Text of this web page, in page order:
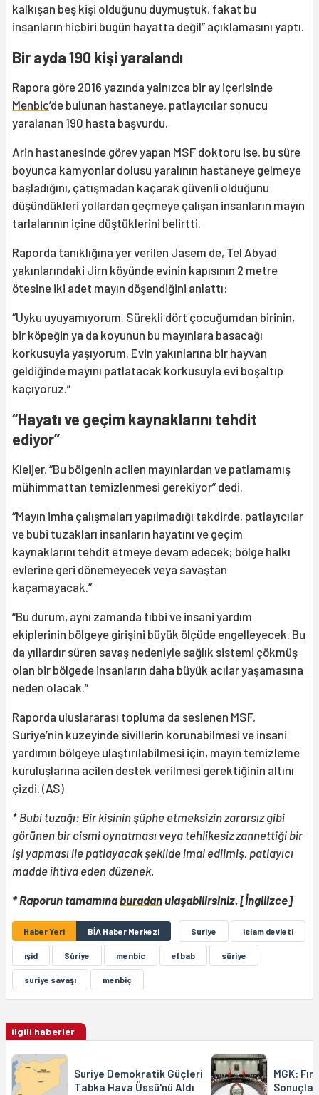
kalkışan beş kişi olduğunu duymuştuk, fakat bu
insanların hiçbiri bugün hayatta değil” açıklamasını yaptı.
Bir ayda 190 kişi yaralandı
Rapora göre 2016 yazında yalnızca bir ay içerisinde
Menbic’de bulunan hastaneye, patlayıcılar sonucu
yaralanan 190 hasta başvurdu.
Arin hastanesinde görev yapan MSF doktoru ise, bu süre
boyunca kamyonlar dolusu yaralının hastaneye gelmeye
başladığını, çatışmadan kaçarak güvenli olduğunu
düşündükleri yollardan geçmeye çalışan insanların mayın
tarlalarının içine düştüklerini belirtti.
Raporda tanıklığına yer verilen Jasem de, Tel Abyad
yakınlarındaki Jirn köyünde evinin kapısının 2 metre
ötesine iki adet mayın döşendiğini anlattı:
“Uyku uyuyamıyorum. Sürekli dört çocuğumdan birinin,
bir köpeğin ya da koyunun bu mayınlara basacağı
korkusuyla yaşıyorum. Evin yakınlarına bir hayvan
geldiğinde mayını patlatacak korkusuyla evi boşaltıp
kaçıyoruz.”
“Hayatı ve geçim kaynaklarını tehdit
ediyor”
Kleijer, “Bu bölgenin acilen mayınlardan ve patlamamış
mühimmattan temizlenmesi gerekiyor” dedi.
“Mayın imha çalışmaları yapılmadığı takdirde, patlayıcılar
ve bubi tuzakları insanların hayatını ve geçim
kaynaklarını tehdit etmeye devam edecek; bölge halkı
evlerine geri dönemeyecek veya savaştan
kaçamayacak.”
“Bu durum, aynı zamanda tıbbi ve insani yardım
ekiplerinin bölgeye girişini büyük ölçüde engelleyecek. Bu
da yıllardır süren savaş nedeniyle sağlık sistemi çökmüş
olan bir bölgede insanların daha büyük acılar yaşamasına
neden olacak.”
Raporda uluslararası topluma da seslenen MSF,
Suriye’nin kuzeyinde sivillerin korunabilmesi ve insani
yardımın bölgeye ulaştırılabilmesi için, mayın temizleme
kuruluşlarına acilen destek verilmesi gerektiğinin altını
çizdi. (AS)
* Bubi tuzağı: Bir kişinin şüphe etmeksizin zararsız gibi
görünen bir cismi oynatması veya tehlikesiz zannettiği bir
işi yapması ile patlayacak şekilde imal edilmiş, patlayıcı
madde ihtiva eden düzenek.
* Raporun tamamınaburadanulaşabilirsiniz. [İngilizce]
Haber Yeri BİA Haber Merkezi Suriye islam devleti
ışid Sûriye menbic el bab süriye
suriye savaşı menbiç
ilgili haberler
Suriye Demokratik Güçleri
Tabka Hava Üssü'nü Aldı
MGK: